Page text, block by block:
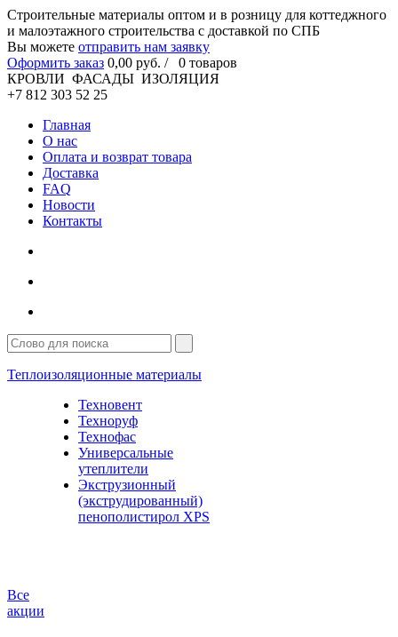
Cтроительные материалы оптом и в розницу для коттеджного
и малоэтажного строительства с доставкой по СПБ
Вы можете отправить нам заявку
Оформить заказ 0,00 руб. / 0 товаров
КРОВЛИ ФАСАДЫ ИЗОЛЯЦИЯ
+7 812 303 52 25
Главная
О нас
Оплата и возврат товара
Доставка
FAQ
Новости
Контакты
Теплоизоляционные материалы
Техновент
Техноруф
Технофас
Универсальные
утеплители
Экструзионный
(экструдированный)
пенополистирол XPS
Все
акции